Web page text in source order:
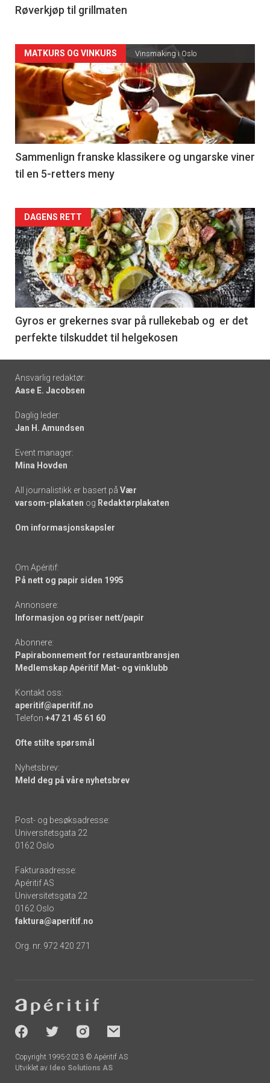
4
Røverkjøp til grillmaten
Forsiden
akkurat
nå
-
5
MATKURS OG VINKURS Vinsmaking i Oslo
Sammenlign franske klassikere og ungarske viner
til en 5-retters meny
Forsiden
akkurat
nå
-
6
DAGENS RETT
Gyros er grekernes svar på rullekebab og er det
perfekte tilskuddet til helgekosen
Footer
-
links
Ansvarlig redaktør:
Aase E. Jacobsen
Daglig leder:
Jan H. Amundsen
Event manager:
Mina Hovden
All journalistikk er basert på Vær
varsom-plakaten og Redaktørplakaten
Om informasjonskapsler
Om Apéritif:
På nett og papir siden 1995
Annonsere:
Informasjon og priser nett/papir
Abonnere:
Papirabonnement for restaurantbransjen
Medlemskap Apéritif Mat- og vinklubb
Kontakt oss:
aperitif@aperitif.no
Telefon +47 21 45 61 60
Ofte stilte spørsmål
Nyhetsbrev:
Meld deg på våre nyhetsbrev
Post- og besøksadresse:
Universitetsgata 22
0162 Oslo
Fakturaadresse:
Apéritif AS
Universitetsgata 22
0162 Oslo
faktura@aperitif.no
Org. nr. 972 420 271
-
socials
Copyright 1995-2023 © Apéritif AS
Utviklet av Ideo Solutions AS